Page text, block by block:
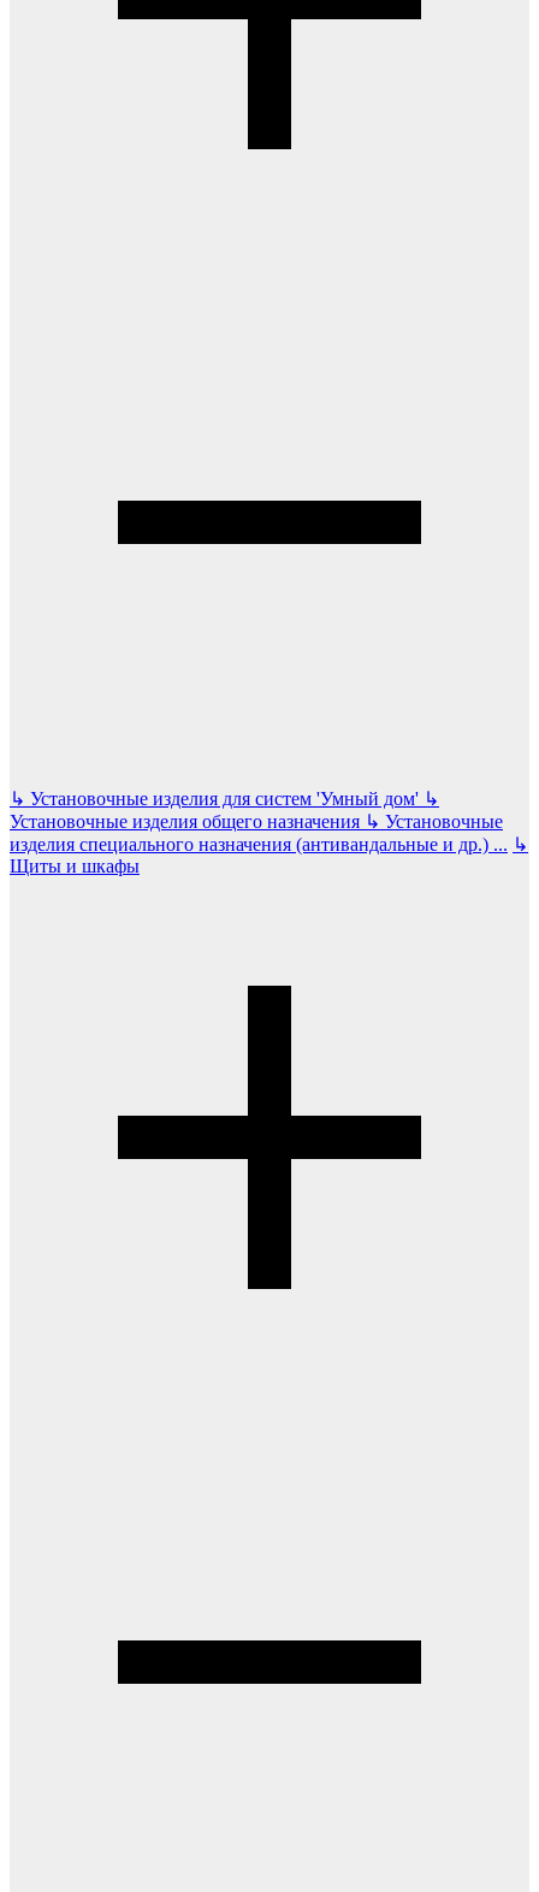
↳ Установочные изделия для систем 'Умный дом' ↳
Установочные изделия общего назначения ↳ Установочные
изделия специального назначения (антивандальные и др.) ... ↳
Щиты и шкафы